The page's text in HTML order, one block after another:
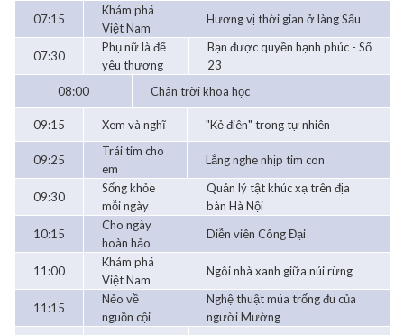
07:15
Khám phá
Việt Nam
Hương vị thời gian ở làng Sấu
07:30
Phụ nữ là để
yêu thương
Bạn được quyền hạnh phúc - Số
23
08:00
Chân trời khoa học
09:15 Xem và nghĩ "Kẻ điên" trong tự nhiên
09:25
Trái tim cho
em
Lắng nghe nhịp tim con
09:30
Sống khỏe
mỗi ngày
Quản lý tật khúc xạ trên địa
bàn Hà Nội
10:15
Cho ngày
hoàn hảo
Diễn viên Công Đại
11:00
Khám phá
Việt Nam
Ngôi nhà xanh giữa núi rừng
11:15
Nẻo về
nguồn cội
Nghệ thuật múa trống đu của
người Mường